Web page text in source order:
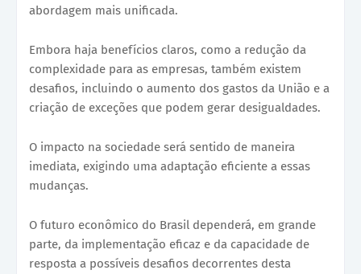
abordagem mais unificada.
Embora haja benefícios claros, como a redução da
complexidade para as empresas, também existem
desafios, incluindo o aumento dos gastos da União e a
criação de exceções que podem gerar desigualdades.
O impacto na sociedade será sentido de maneira
imediata, exigindo uma adaptação eficiente a essas
mudanças.
O futuro econômico do Brasil dependerá, em grande
parte, da implementação eficaz e da capacidade de
resposta a possíveis desafios decorrentes desta